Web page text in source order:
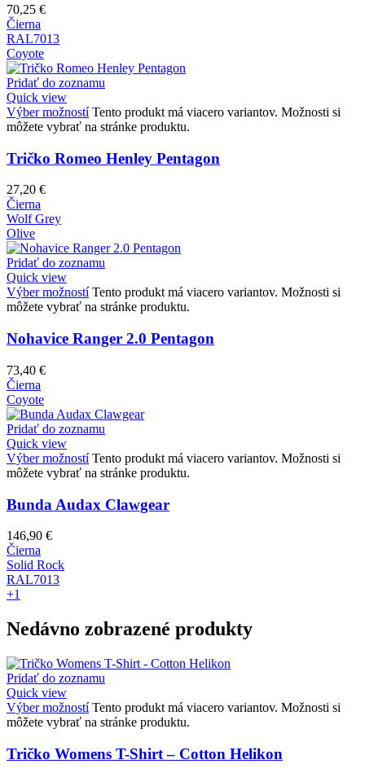
70,25 €
Čierna
RAL7013
Coyote
Pridať do zoznamu
Quick view
Výber možností Tento produkt má viacero variantov. Možnosti si
môžete vybrať na stránke produktu.
Tričko Romeo Henley Pentagon
27,20 €
Čierna
Wolf Grey
Olive
Pridať do zoznamu
Quick view
Výber možností Tento produkt má viacero variantov. Možnosti si
môžete vybrať na stránke produktu.
Nohavice Ranger 2.0 Pentagon
73,40 €
Čierna
Coyote
Pridať do zoznamu
Quick view
Výber možností Tento produkt má viacero variantov. Možnosti si
môžete vybrať na stránke produktu.
Bunda Audax Clawgear
146,90 €
Čierna
Solid Rock
RAL7013
+1
Nedávno zobrazené produkty
Pridať do zoznamu
Quick view
Výber možností Tento produkt má viacero variantov. Možnosti si
môžete vybrať na stránke produktu.
Tričko Womens T-Shirt – Cotton Helikon